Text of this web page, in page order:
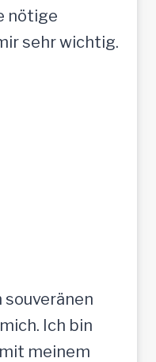
nötige
sehr wichtig.
souveränen
Ich bin
meinem